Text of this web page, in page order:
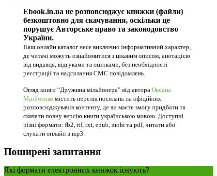
Ebook.in.ua не розповсюджує книжки (файли)
безкоштовно для скачування, оскільки це
порушує Авторське право та законодовство
України.
Наш онлайн каталог несе виключно інформативний характер,
де читачі можуть ознайомитися з цікавим описом, анотацією
від видавця, відгуками та оцінками, без необхідності
реєстрації та надсилання СМС повідомлень.
Огляд книги “Дружина мільйонера” від автора Оксана
Мрійченко містить перелік посилань на офіційних
розповсюджувачів контенту, де ви маєте змогу придбати та
скачати повну версію книги українською мовою. Доступні
різні формати: fb2, rtf, txt, epub, mobi та pdf, читати або
слухати онлайн в mp3.
Поширені запитання
Які формати електронних книжок існують?